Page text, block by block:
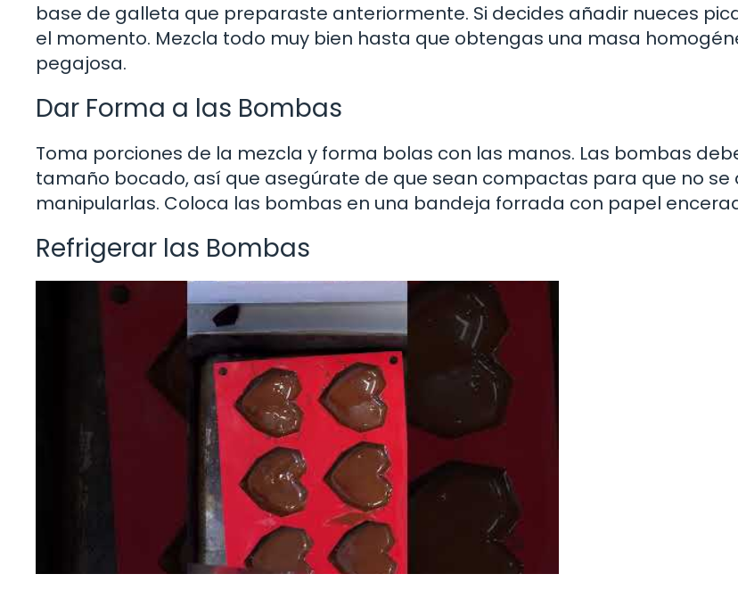
base de galleta que preparaste anteriormente. Si decides añadir nueces
el momento. Mezcla todo muy bien hasta que obtengas una masa
pegajosa.
Dar Forma a las Bombas
Toma porciones de la mezcla y forma bolas con las manos. Las bombas
tamaño bocado, así que asegúrate de que sean compactas para que no se
manipularlas. Coloca las bombas en una bandeja forrada con papel
Refrigerar las Bombas